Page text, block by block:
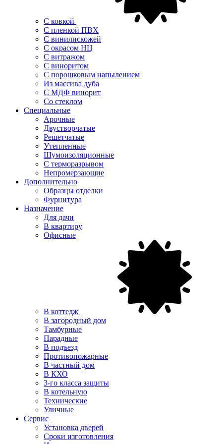
С ковкой
С пленкой ПВХ
С винилискожей
С окрасом НЦ
С витражом
С виноритом
С порошковым напылением
Из массива дуба
С МДФ винорит
Со стеклом
Специальные
Арочные
Двустворчатые
Решетчатые
Утепленные
Шумоизоляционные
С терморазрывом
Непромерзающие
Дополнительно
Образцы отделки
Фурнитура
Назначение
Для дачи
В квартиру
Офисные
В коттедж
В загородный дом
Тамбурные
Парадные
В подъезд
Противопожарные
В частный дом
В КХО
3-го класса защиты
В котельную
Технические
Уличные
Сервис
Установка дверей
Сроки изготовления